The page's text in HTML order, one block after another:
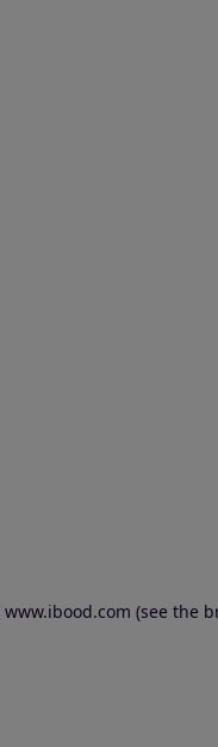
www.ibood.com (see the